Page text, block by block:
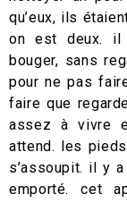
qu’eux, ils
on est deux. il
bouger, sans
pour ne pas
faire que
assez à vivre
attend. les
s’assoupit. il y
emporté. cet